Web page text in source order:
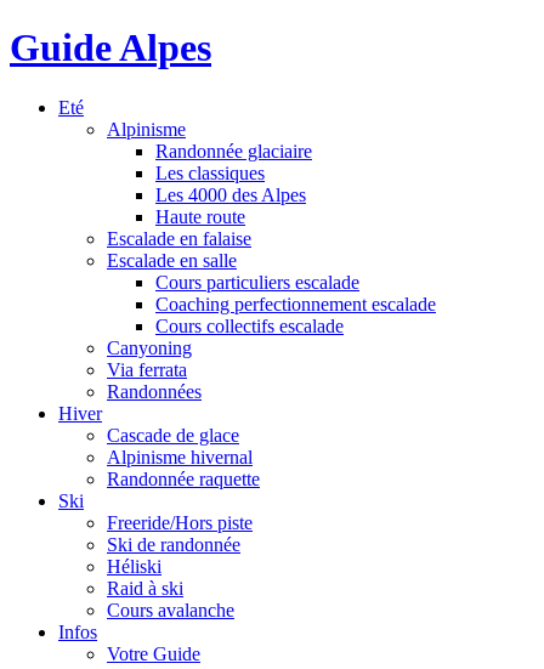
Guide Alpes
Eté
Alpinisme
Randonnée glaciaire
Les classiques
Les 4000 des Alpes
Haute route
Escalade en falaise
Escalade en salle
Cours particuliers escalade
Coaching perfectionnement escalade
Cours collectifs escalade
Canyoning
Via ferrata
Randonnées
Hiver
Cascade de glace
Alpinisme hivernal
Randonnée raquette
Ski
Freeride/Hors piste
Ski de randonnée
Héliski
Raid à ski
Cours avalanche
Infos
Votre Guide